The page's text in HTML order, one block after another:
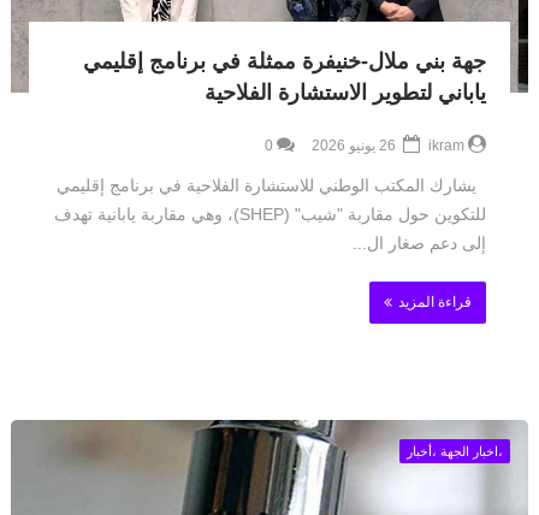
جهة بني ملال-خنيفرة ممثلة في برنامج إقليمي
ياباني لتطوير الاستشارة الفلاحية
ikram
0
يشارك المكتب الوطني للاستشارة الفلاحية في برنامج إقليمي
للتكوين حول مقاربة "شيب" (SHEP)، وهي مقاربة يابانية تهدف
إلى دعم صغار ال...
قراءة المزيد
،اخبار الجهة ،أخبار